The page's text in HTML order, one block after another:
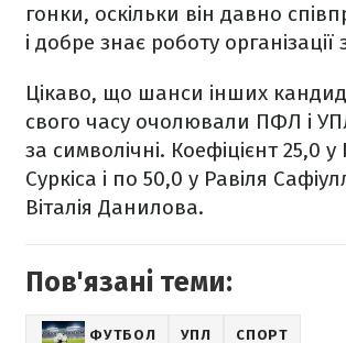
гонки, оскільки він давно
і добре знає роботу
Цікаво, що шанси інших
свого часу очолювали ПФЛ і
за символічні. Коефіцієнт 25,0 у
Суркіса і по 50,0 у Равіля
Віталія Данилова.
Пов'язані теми:
ФУТБОЛ УПЛ СПОРТ